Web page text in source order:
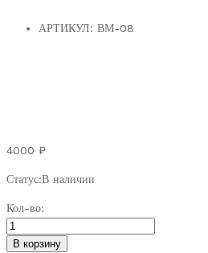
АРТИКУЛ: ВМ-08
4000 ₽
Статус:В наличии
ВМ-08.
СОАТЭ
1410.3737.
Кол-во:
В корзину